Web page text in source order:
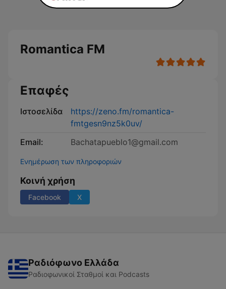
Romantica FM
Επαφές
Ιστοσελίδα
https://zeno.fm/romantica-
fmtgesn9nz5k0uv/
Email:
Bachatapueblo1@gmail.com
Ενημέρωση των πληροφοριών
Κοινή χρήση
Facebook X
Ραδιόφωνο Ελλάδα
Ραδιοφωνικοί Σταθμοί και Podcasts